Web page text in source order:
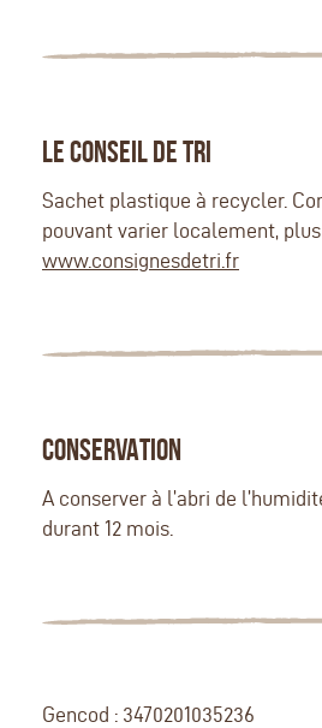
LE CONSEIL DE TRI
Sachet plastique à recycler.
pouvant varier localement,
www.consignesdetri.fr
CONSERVATION
A conserver à l’abri de
durant 12 mois.
Gencod : 3470201035236